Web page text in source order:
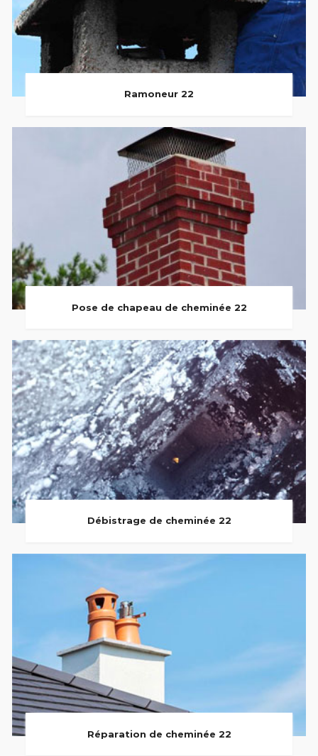
Ramoneur 22
Pose de chapeau de cheminée 22
Débistrage de cheminée 22
Réparation de cheminée 22